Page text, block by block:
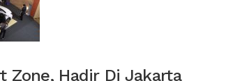
Zone, Hadir Di Jakarta